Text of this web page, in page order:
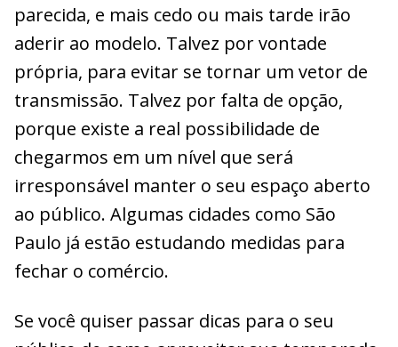
parecida, e mais cedo ou mais tarde irão
aderir ao modelo. Talvez por vontade
própria, para evitar se tornar um vetor de
transmissão. Talvez por falta de opção,
porque existe a real possibilidade de
chegarmos em um nível que será
irresponsável manter o seu espaço aberto
ao público. Algumas cidades como São
Paulo já estão estudando medidas para
fechar o comércio.
Se você quiser passar dicas para o seu